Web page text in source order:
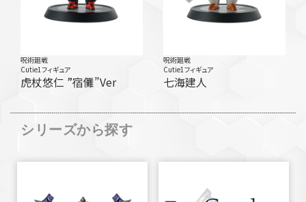
呪術廻戦
Cutie1フィギュア
虎杖悠仁 ”宿儺”Ver
呪術廻戦
Cutie1フィギュア
七海建人
シリーズから探す